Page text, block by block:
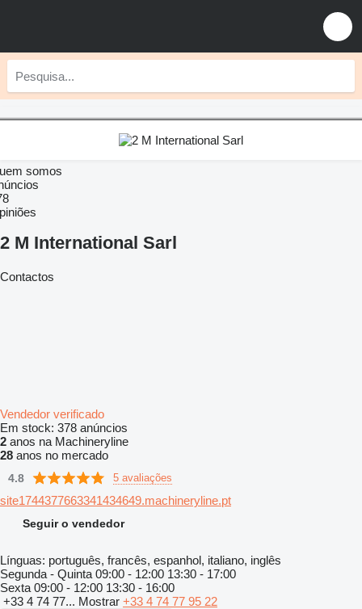
somos
2 M International Sarl
Contactos
Vendedor verificado
Em stock: 378 anúncios
2 anos na Machineryline
28 anos no mercado
4.8 5 avaliações
site1744377663341434649.machineryline.pt
Seguir o vendedor
Línguas: português, francês, espanhol, italiano, inglês
Segunda - Quinta 09:00 - 12:00 13:30 - 17:00
Sexta 09:00 - 12:00 13:30 - 16:00
+33 4 74 77... Mostrar +33 4 74 77 95 22